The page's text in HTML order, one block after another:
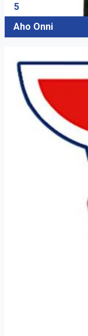
5
Aho Onni